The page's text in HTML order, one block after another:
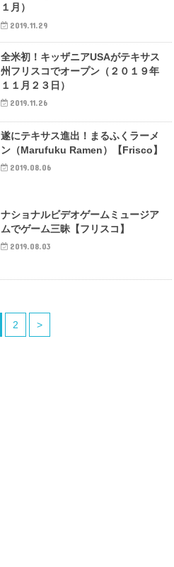
１月）
2019.11.29
全米初！キッザニアUSAがテキサス
州フリスコでオープン（２０１９年
１１月２３日）
2019.11.26
遂にテキサス進出！まるふくラーメ
ン（Marufuku Ramen）【Frisco】
2019.08.06
ナショナルビデオゲームミュージア
ムでゲーム三昧【フリスコ】
2019.08.03
2 >